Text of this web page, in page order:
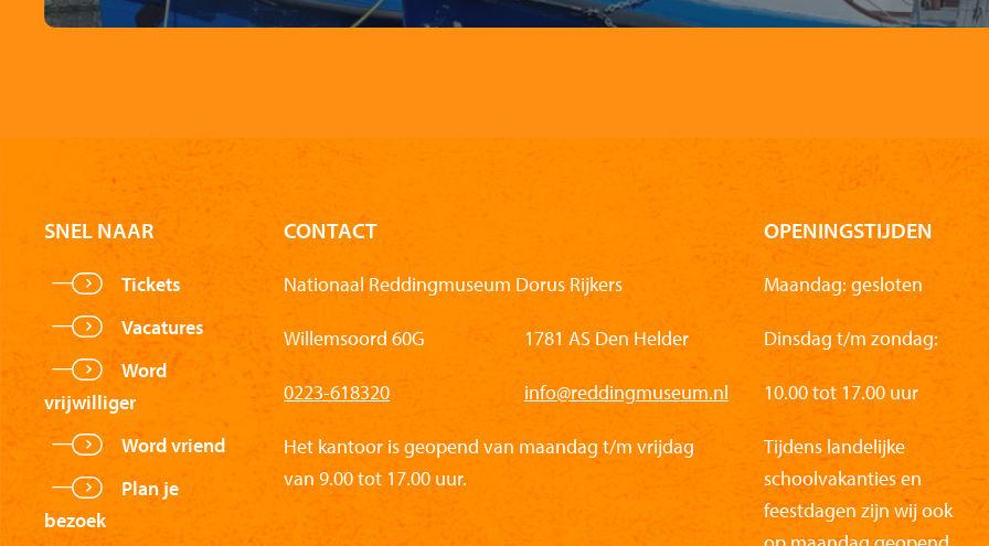
SNEL NAAR
Tickets
Vacatures
Word
vrijwilliger
Word vriend
Plan je
bezoek
CONTACT
Nationaal Reddingmuseum Dorus Rijkers
Willemsoord 60G
0223-618320
1781 AS Den Helder
info@reddingmuseum.nl
Het kantoor is geopend van maandag t/m vrijdag
van 9.00 tot 17.00 uur.
OPENINGSTIJDEN
Maandag: gesloten
Dinsdag t/m zondag:
10.00 tot 17.00 uur
Tijdens landelijke
schoolvakanties en
feestdagen zijn wij ook